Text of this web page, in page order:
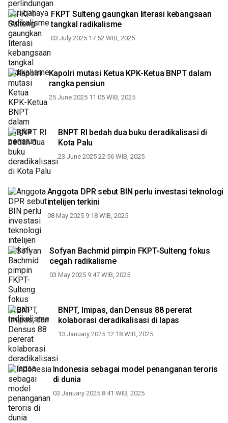
FKPT Sulteng gaungkan literasi kebangsaan
tangkal radikalisme
03 July 2025 17:52 WIB, 2025
Kapolri mutasi Ketua KPK-Ketua BNPT dalam
rangka pensiun
25 June 2025 11:05 WIB, 2025
BNPT RI bedah dua buku deradikalisasi di
Kota Palu
23 June 2025 22:56 WIB, 2025
Anggota DPR sebut BIN perlu investasi teknologi
intelijen terkini
08 May 2025 9:18 WIB, 2025
Sofyan Bachmid pimpin FKPT-Sulteng fokus
cegah radikalisme
03 May 2025 9:47 WIB, 2025
BNPT, Imipas, dan Densus 88 pererat
kolaborasi deradikalisasi di lapas
13 January 2025 12:18 WIB, 2025
Indonesia sebagai model penanganan teroris
di dunia
03 January 2025 8:41 WIB, 2025